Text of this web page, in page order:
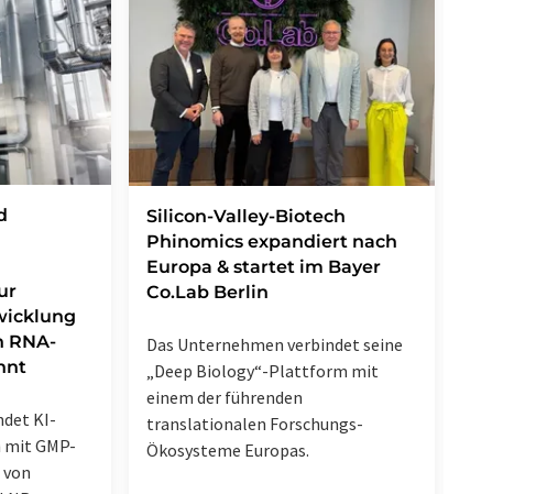
RNA-
KI-
GMP-
Silicon-Valley-Biotech
Phinomics expandiert nach
Europa & startet im Bayer
Co.Lab Berlin
Das Unternehmen verbindet seine
„Deep Biology“-Plattform mit
einem der führenden
translationalen Forschungs-
Ökosysteme Europas.